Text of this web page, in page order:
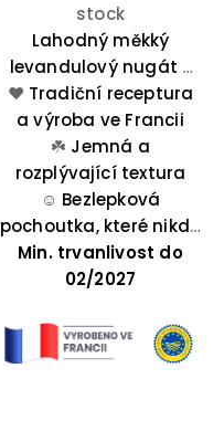
stock
Lahodný měkký
levandulový nugát z
Montélimar je
lahodnou směsí
medu, levandulového
květu, pistácií a
mandlí.
❤️ Tradiční receptura
a výroba ve Francii
☘️ Jemná a
rozplývající textura
☺️ Bezlepková
pochoutka, které nikdo
neodolá
Min. trvanlivost do
02/2027